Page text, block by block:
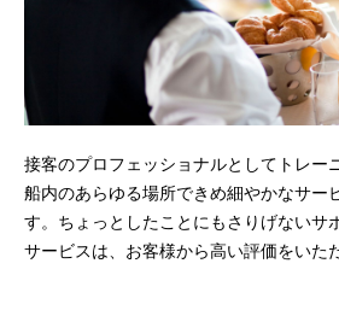
接客のプロフェッショナルとしてトレー
船内のあらゆる場所できめ細やかなサー
す。ちょっとしたことにもさりげないサ
サービスは、お客様から高い評価をいた